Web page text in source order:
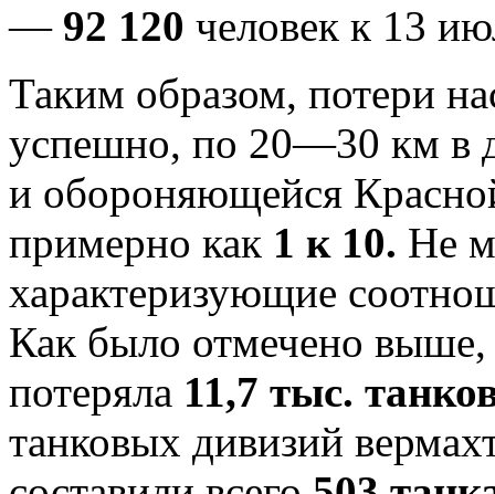
— 92 120 человек к 13
Таким образом, потери
успешно, по 20—30 км в
и обороняющейся
примерно как 1 к 10. Не
характеризующие
Как было отмечено
потеряла 11,7 тыс.
танковых дивизий